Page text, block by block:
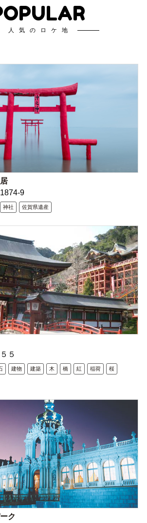
人気のロケ地
9
神社 佐賀県遺産
５
建物 建築 木 橋 紅 稲荷 桜
ク